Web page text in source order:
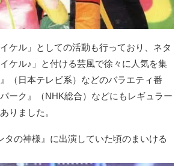
ケル」としての活動も行っており、ネタ
ケル♪」と付ける芸風で徐々に人気を集
（日本テレビ系）などのバラエティ番
ーク』（NHK総合）などにもレギュラー
りました。
タの神様』に出演していた頃のまいける